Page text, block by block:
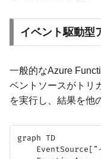
イベント駆動型
一般的なAzure
ベントソースがトリ
を実行し、結果を他
graph TD
EventSource["